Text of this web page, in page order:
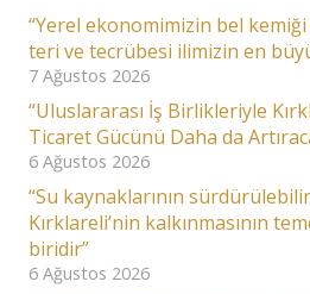
“Yerel ekonomimizin bel kemiği
teri ve tecrübesi ilimizin en
7 Ağustos 2026
“Uluslararası İş Birlikleriyle
Ticaret Gücünü Daha da
6 Ağustos 2026
“Su kaynaklarının
Kırklareli’nin kalkınmasının
biridir”
6 Ağustos 2026